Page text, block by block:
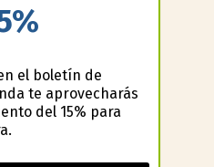
el boletín de
te aprovecharás
del 15% para